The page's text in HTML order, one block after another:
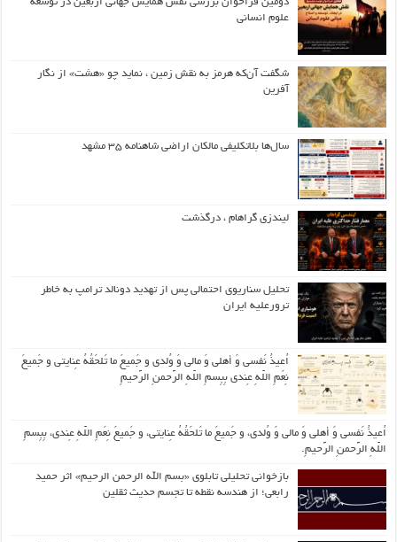
دومین فراخوان بررسی نقش همایش جهانی اربعین در توسعه
علوم انسانی
شگفت آن‌که هرمز به نقش زمین ، نماید چو «هشت» از نگار
آفرین
سال‌ها بلاتکلیفی مالکان اراضی شاهنامه ۳۵ مشهد
لیندزی گراهام ، درگذشت
تحلیل سناریوی احتمالی پس از تهدید دونالد ترامپ به خاطر
ترورعلیه ایران
اُعیذُ نَفسی وَ أهلی وَ مالی وَ وُلدی و جَمیعَ ما تَلحَقُهُ عِنایتی و جَمیعَ
نِعَمِ اللّهِ عِندی بِبِسمِ اللّهِ الرَّحمنِ الرَّحیمِ
اُعیذُ نَفسی وَ أهلی وَ مالی وَ وُلدی، و جَمیعَ ما تَلحَقُهُ عِنایتی، و جَمیعَ نِعَمِ اللّهِ عِندی، بِبِسمِ
اللّهِ الرَّحمنِ الرَّحیمِ.
بازخوانی تحلیلی تابلوی «بسم الله الرحمن الرحیم» اثر حمید
رابعی؛ از هندسه نقطه تا تجسم حدیث ثقلین